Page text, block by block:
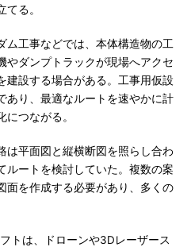
る。
工事などでは、本体構造物の工
やダンプトラックが現場へアクセ
建設する場合がある。工事用仮設
あり、最適なルートを速やかに計
つながる。
平面図と縦横断図を照らし合わ
ルートを検討していた。複数の案
面を作成する必要があり、多くの
トは、ドローンや3Dレーザース